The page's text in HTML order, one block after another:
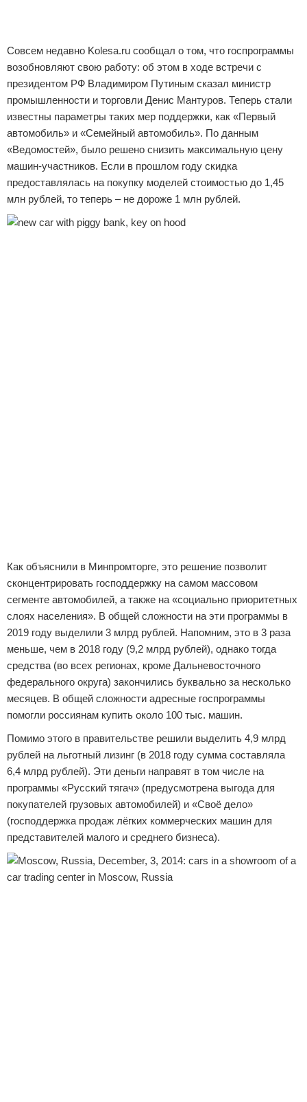
Совсем недавно Kolesa.ru сообщал о том, что госпрограммы
возобновляют свою работу: об этом в ходе встречи с
президентом РФ Владимиром Путиным сказал министр
промышленности и торговли Денис Мантуров. Теперь стали
известны параметры таких мер поддержки, как «Первый
автомобиль» и «Семейный автомобиль». По данным
«Ведомостей», было решено снизить максимальную цену
машин-участников. Если в прошлом году скидка
предоставлялась на покупку моделей стоимостью до 1,45
млн рублей, то теперь – не дороже 1 млн рублей.
Как объяснили в Минпромторге, это решение позволит
сконцентрировать господдержку на самом массовом
сегменте автомобилей, а также на «социально приоритетных
слоях населения». В общей сложности на эти программы в
2019 году выделили 3 млрд рублей. Напомним, это в 3 раза
меньше, чем в 2018 году (9,2 млрд рублей), однако тогда
средства (во всех регионах, кроме Дальневосточного
федерального округа) закончились буквально за несколько
месяцев. В общей сложности адресные госпрограммы
помогли россиянам купить около 100 тыс. машин.
Помимо этого в правительстве решили выделить 4,9 млрд
рублей на льготный лизинг (в 2018 году сумма составляла
6,4 млрд рублей). Эти деньги направят в том числе на
программы «Русский тягач» (предусмотрена выгода для
покупателей грузовых автомобилей) и «Своё дело»
(господдержка продаж лёгких коммерческих машин для
представителей малого и среднего бизнеса).